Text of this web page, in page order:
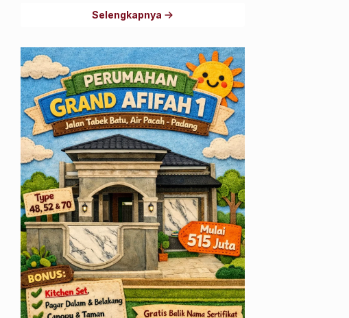
Selengkapnya